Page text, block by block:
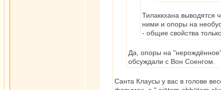
Тилаккхана выводятся
ними и опоры на
- общие свойства
Да, опоры на
обсуждали с Вон Соенгом.
Санта Клаусы у вас в голове